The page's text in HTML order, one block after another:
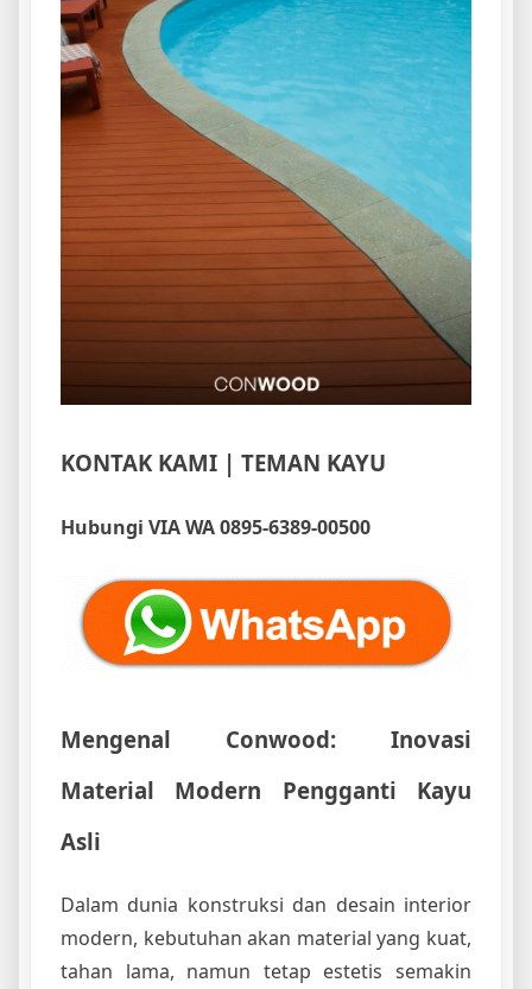
KONTAK KAMI | TEMAN KAYU
Hubungi VIA WA 0895-6389-00500
Mengenal Conwood: Inovasi
Material Modern Pengganti Kayu
Asli
Dalam dunia konstruksi dan desain interior
modern, kebutuhan akan material yang kuat,
tahan lama, namun tetap estetis semakin